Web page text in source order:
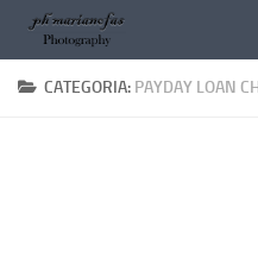
Salta al contenuto
CATEGORIA: PAYDAY LOAN